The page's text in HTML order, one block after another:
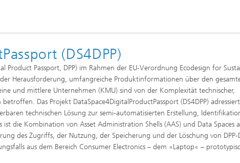
(DS4DPP)
Product Passport, DPP) im Rahmen der EU-Verordnung Ecodesign for
Herausforderung, umfangreiche Produktinformationen über den
und mittlere Unternehmen (KMU) sind von der Komplexität technischer,
Das Projekt DataSpace4DigitalProductPassport (DS4DPP)
technischen Lösung zur semi-automatisierten Erstellung,
die Kombination von Asset Administration Shells (AAS) und Data Spaces
des Zugriffs, der Nutzung, der Speicherung und der Löschung von DPP-
aus dem Bereich Consumer Electronics – dem »Laptop« –